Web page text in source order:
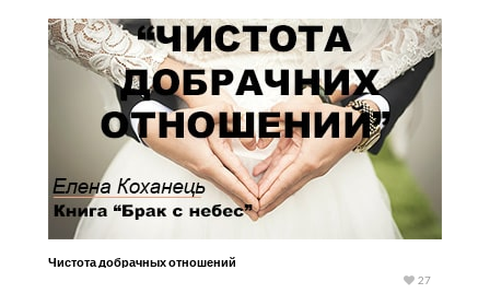
Чистота добрачных отношений
27